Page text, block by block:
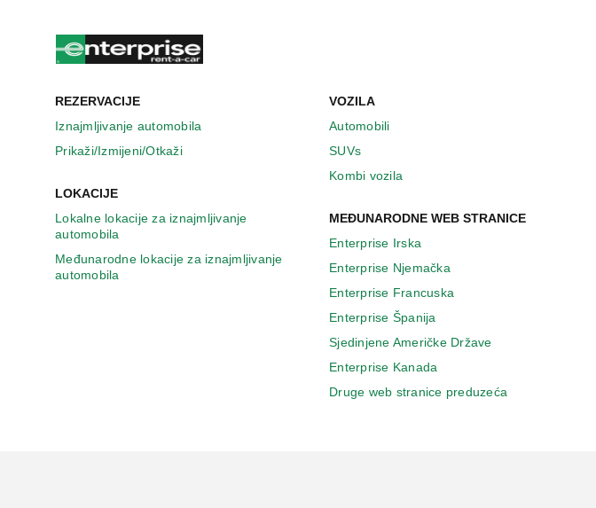
a
r
u
o
v
m
p
r
o
z
o
REZERVACIJE
Iznajmljivanje automobila
Prikaži/Izmijeni/Otkaži
LOKACIJE
Lokalne lokacije za iznajmljivanje
automobila
Međunarodne lokacije za iznajmljivanje
automobila
VOZILA
Automobili
SUVs
Kombi vozila
MEĐUNARODNE WEB STRANICE
Enterprise Irska
Enterprise Njemačka
Enterprise Francuska
Enterprise Španija
Sjedinjene Američke Države
Enterprise Κanada
Druge web stranice preduzeća